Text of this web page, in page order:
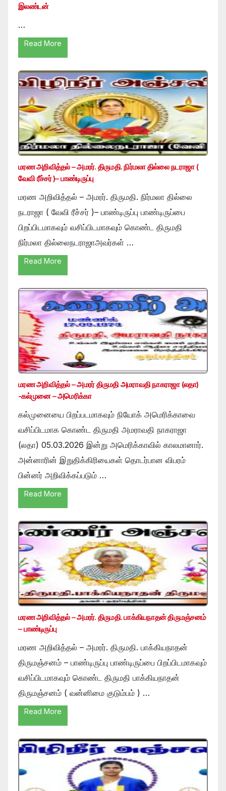
இலண்டன்
…
Read More
மரண அறிவித்தல் – அமரர். திருமதி. நிர்மலா தில்லை நடராஜா (
வேவி ரீச்சர் )– பாண்டிருப்பு
மரண அறிவித்தல் – அமரர். திருமதி. நிர்மலா தில்லை
நடராஜா ( வேவி ரீச்சர் )– பாண்டிருப்பு பாண்டிருப்பை
பிறப்பிடமாகவும் வசிப்பிடமாகவும் கொண்ட திருமதி
நிர்மலா தில்லைநடராஜாஅவர்கள் …
Read More
மரண அறிவித்தல் – அமரர் திருமதி அமராவதி நாகராஜா (லதா)
-கல்முனை – அமெரிக்கா
கல்முனையை பிறப்படமாகவும் நியோக் அமெரிக்காவை
வசிப்பிடமாக கொண்ட திருமதி அமராவதி நாகராஜா
(லதா) 05.03.2026 இன்று அமெரிக்காவில் காலமானார்.
அன்னாரின் இறுதிக்கிரியைகள் தொடர்பான விபரம்
பின்னர் அறிவிக்கப்படும் …
Read More
மரண அறிவித்தல் – அமரர். திருமதி. பாக்கியநாதன் திருமஞ்சனம்
– பாண்டிருப்பு
மரண அறிவித்தல் – அமரர். திருமதி. பாக்கியநாதன்
திருமஞ்சனம் – பாண்டிருப்பு பாண்டிருப்பை பிறப்பிடமாகவும்
வசிப்பிடமாகவும் கொண்ட திருமதி பாக்கியநாதன்
திருமஞ்சனம் ( வன்னிமை குடும்பம் ) …
Read More